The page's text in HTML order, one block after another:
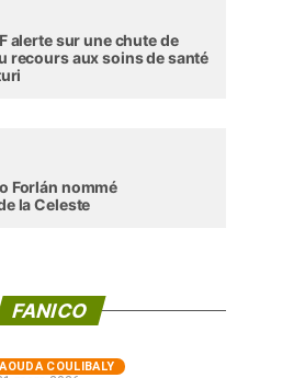
alerte sur une chute de
recours aux soins de santé
Forlán nommé
la Celeste
FANICO
COULIBALY